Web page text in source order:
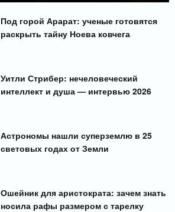
Под горой Арарат: ученые готовятся
раскрыть тайну Ноева ковчега
Уитли Стрибер: нечеловеческий
интеллект и душа — интервью 2026
Астрономы нашли суперземлю в 25
световых годах от Земли
Ошейник для аристократа: зачем знать
носила рафы размером с тарелку